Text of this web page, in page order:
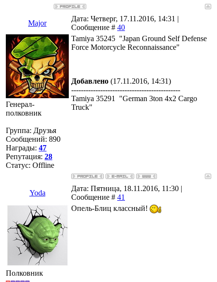
Major
Дата: Четверг, 17.11.2016, 14:31 |
Сообщение # 40
Генерал-
полковник
Группа: Друзья
Сообщений: 890
Награды: 47
Репутация: 28
Статус: Offline
Tamiya 35245 "Japan Ground Self Defense
Force Motorcycle Reconnaissance"
Добавлено (17.11.2016, 14:31)
---------------------------------------------
Tamiya 35291 "German 3ton 4x2 Cargo
Truck"
Yoda
Дата: Пятница, 18.11.2016, 11:30 |
Сообщение # 41
Полковник
Опель-Блиц классный!